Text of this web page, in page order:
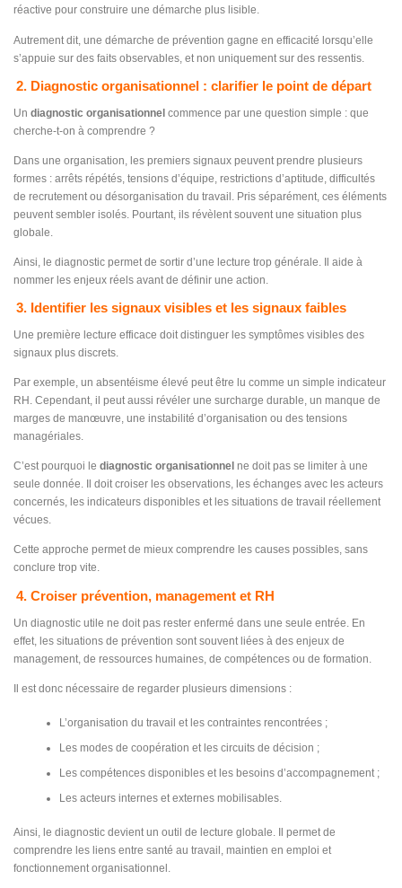
réactive pour construire une démarche plus lisible.
Autrement dit, une démarche de prévention gagne en efficacité lorsqu’elle
s’appuie sur des faits observables, et non uniquement sur des ressentis.
2. Diagnostic organisationnel : clarifier le point de départ
Un diagnostic organisationnel commence par une question simple : que
cherche-t-on à comprendre ?
Dans une organisation, les premiers signaux peuvent prendre plusieurs
formes : arrêts répétés, tensions d’équipe, restrictions d’aptitude, difficultés
de recrutement ou désorganisation du travail. Pris séparément, ces éléments
peuvent sembler isolés. Pourtant, ils révèlent souvent une situation plus
globale.
Ainsi, le diagnostic permet de sortir d’une lecture trop générale. Il aide à
nommer les enjeux réels avant de définir une action.
3. Identifier les signaux visibles et les signaux faibles
Une première lecture efficace doit distinguer les symptômes visibles des
signaux plus discrets.
Par exemple, un absentéisme élevé peut être lu comme un simple indicateur
RH. Cependant, il peut aussi révéler une surcharge durable, un manque de
marges de manœuvre, une instabilité d’organisation ou des tensions
managériales.
C’est pourquoi le diagnostic organisationnel ne doit pas se limiter à une
seule donnée. Il doit croiser les observations, les échanges avec les acteurs
concernés, les indicateurs disponibles et les situations de travail réellement
vécues.
Cette approche permet de mieux comprendre les causes possibles, sans
conclure trop vite.
4. Croiser prévention, management et RH
Un diagnostic utile ne doit pas rester enfermé dans une seule entrée. En
effet, les situations de prévention sont souvent liées à des enjeux de
management, de ressources humaines, de compétences ou de formation.
Il est donc nécessaire de regarder plusieurs dimensions :
L’organisation du travail et les contraintes rencontrées ;
Les modes de coopération et les circuits de décision ;
Les compétences disponibles et les besoins d’accompagnement ;
Les acteurs internes et externes mobilisables.
Ainsi, le diagnostic devient un outil de lecture globale. Il permet de
comprendre les liens entre santé au travail, maintien en emploi et
fonctionnement organisationnel.